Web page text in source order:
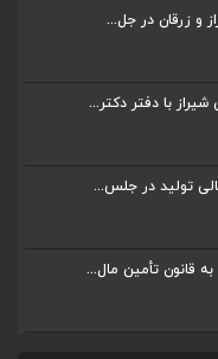
و زرقان در جل...
با دفتر دکتر...
تولید در جلس...
قانون تأمین مال...
جل...
دکتر...